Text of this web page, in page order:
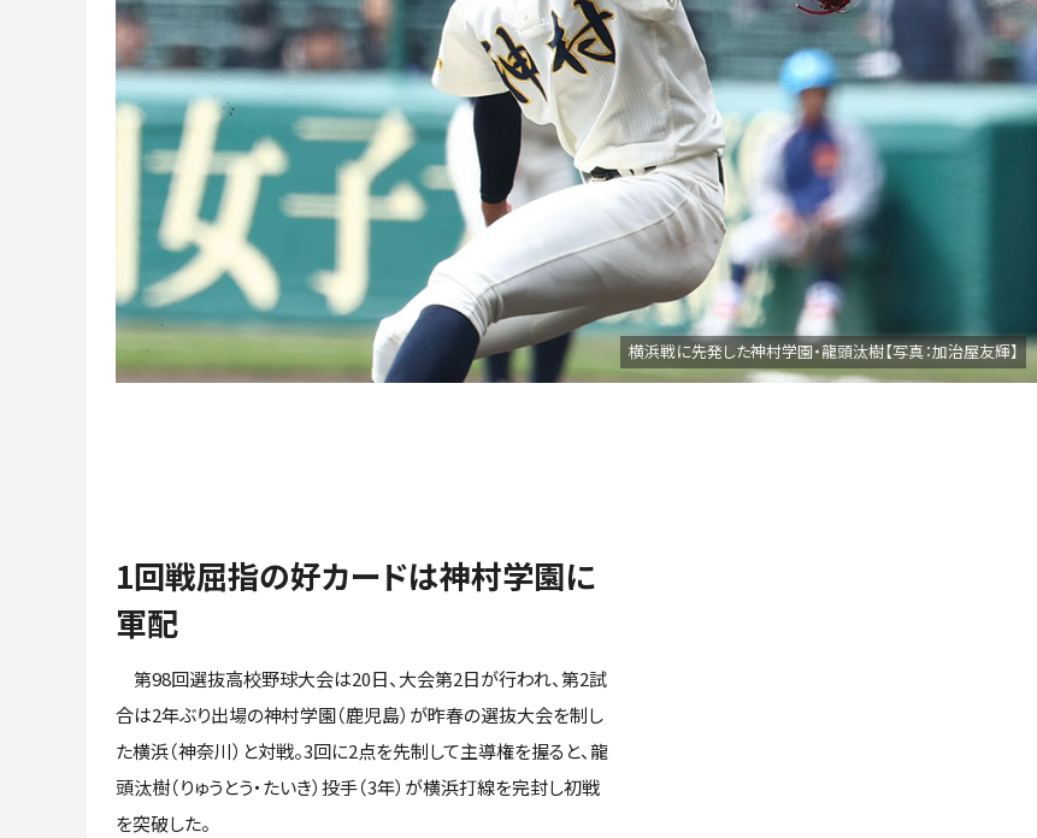
横浜戦に先発した神村学園・龍頭汰樹【写真：加治屋友輝】
1回戦屈指の好カードは神村学園に
軍配
第98回選抜高校野球大会は20日、大会第2日が行われ、第2試
合は2年ぶり出場の神村学園（鹿児島）が昨春の選抜大会を制し
た横浜（神奈川）と対戦。3回に2点を先制して主導権を握ると、龍
頭汰樹（りゅうとう・たいき）投手（3年）が横浜打線を完封し初戦
を突破した。